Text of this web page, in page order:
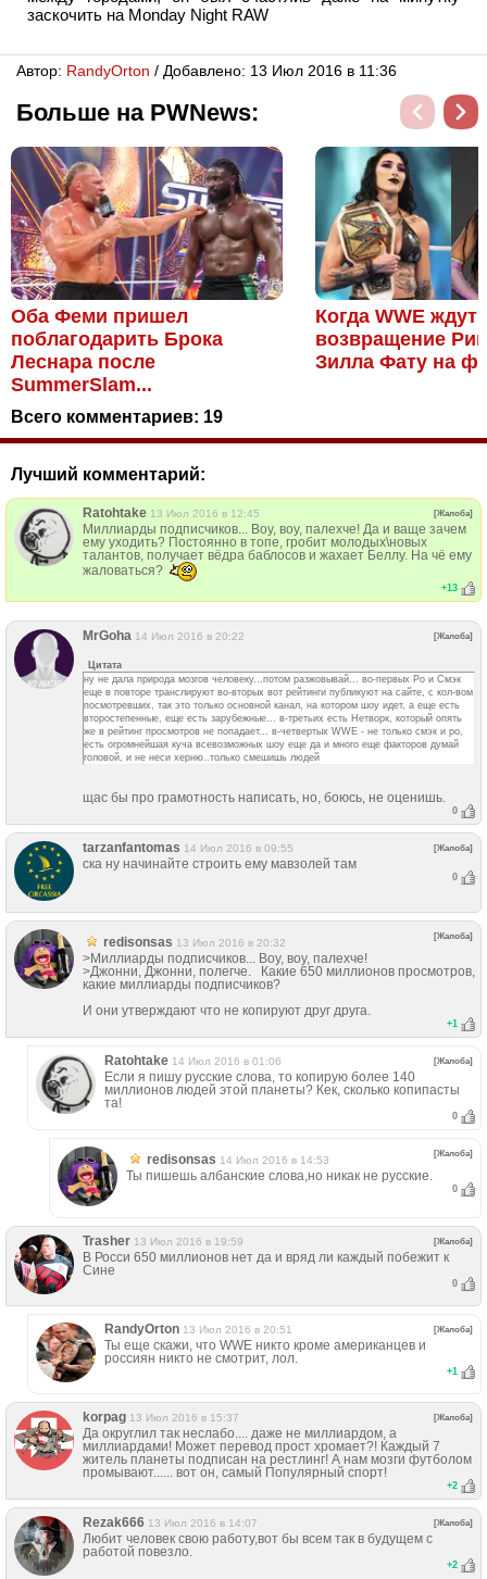
заскочить на Monday Night RAW
Автор: RandyОrton / Добавлено: 13 Июл 2016 в 11:36
Больше на PWNews:
Оба Феми пришел
поблагодарить Брока
Леснара после
SummerSlam...
Когда WWE ждут
возвращение
Зилла Фату на
Всего комментариев: 19
Лучший комментарий:
Ratohtake 13 Июл 2016 в 12:45 [Жалоба]
Миллиарды подписчиков... Воу, воу, палехче! Да и ваще зачем
ему уходить? Постоянно в топе, гробит молодых\новых
талантов, получает вёдра баблосов и жахает Беллу. На чё ему
жаловаться?
+13
MrGoha 14 Июл 2016 в 20:22 [Жалоба]
Цитата
ну не дала природа мозгов человеку...потом разжовывай... во-первых Ро и Смэк
еще в повторе транслируют во-вторых вот рейтинги публикуют на сайте, с кол-вом
посмотревших, так это только основной канал, на котором шоу идет, а еще есть
второстепенные, еще есть зарубежные... в-третьих есть Нетворк, который опять
же в рейтинг просмотров не попадает... в-четвертых WWE - не только смэк и ро,
есть огромнейшая куча всевозможных шоу еще да и много еще факторов думай
головой, и не неси херню..только смешишь людей
щас бы про грамотность написать, но, боюсь, не оценишь.
0
tarzanfantomas 14 Июл 2016 в 09:55 [Жалоба]
ска ну начинайте строить ему мавзолей там
0
redisonsas 13 Июл 2016 в 20:32
[Жалоба]
>Миллиарды подписчиков... Воу, воу, палехче!
>Джонни, Джонни, полегче. Какие 650 миллионов просмотров,
какие миллиарды подписчиков?
И они утверждают что не копируют друг друга.
+1
Ratohtake 14 Июл 2016 в 01:06 [Жалоба]
Если я пишу русские слова, то копирую более 140
миллионов людей этой планеты? Кек, сколько копипасты
та!
0
redisonsas 14 Июл 2016 в 14:53
[Жалоба]
Ты пишешь албанские слова,но никак не русские.
0
Trasher 13 Июл 2016 в 19:59 [Жалоба]
В Росси 650 миллионов нет да и вряд ли каждый побежит к
Сине
0
RandyОrton 13 Июл 2016 в 20:51 [Жалоба]
Ты еще скажи, что WWE никто кроме американцев и
россиян никто не смотрит, лол.
+1
korpag 13 Июл 2016 в 15:37 [Жалоба]
Да округлил так неслабо.... даже не миллиардом, а
миллиардами! Может перевод прост хромает?! Каждый 7
житель планеты подписан на рестлинг! А нам мозги футболом
промывают...... вот он, самый Популярный спорт!
+2
Rezak666 13 Июл 2016 в 14:07 [Жалоба]
Любит человек свою работу,вот бы всем так в будущем с
работой повезло.
+2